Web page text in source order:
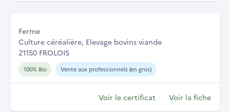
Ferme
Culture céréalière, Elevage bovins viande
21150 FROLOIS
100% Bio Vente aux professionnels (en gros)
Voir le certificat Voir la fiche